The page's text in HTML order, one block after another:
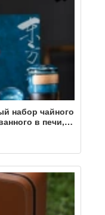
набор чайного
в печи,
подарков,
сувениры с